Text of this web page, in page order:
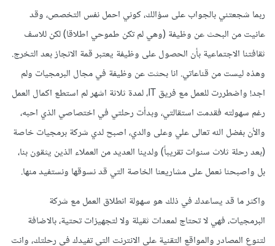
ربما شجعتني بالجواب على سؤالك، كوني احمل نفس التخصص، وقد
عانيت من البحث عن وظيفة (وهي لم تكن طموحي اطلاقا) لكن للاسف
ثقافتنا الاجتماعية بأن الحصول على وظيفة يعتبر قمة الانجاز بعد التخرج.
وهذه ليست من قناعاتي. انا بحثت عن وظيفة في مجال البرمجيات ولم
اجد! واضطررت للعمل مع فريق IT، لمدة ثلاثة اشهر لم استطع اكمال العمل
رغم سهولته فقدمت استقالتي، وبدأت رحلتي في اختصاصي الذي احبه،
والأن بفضل الله تعالى علي وعلى والدي، اصبح لدي شركة برمجيات خاصة
(بعد رحلة ثلاث سنوات تقريباً) ولدينا العديد من العملاء الذين يثقون بنا،
بل واصبحنا نعمل على مشاريعنا الخاصة التي قد نسوقها ونستفيد منها.
واكثر ما قد يساعدك في ذلك هو سهولة انطلاق العمل مع شركة
البرمجيات، فهي لا تحتاج لمعدات ثقيلة ولا لتجهيزات تحتية، بالاضافة
لتنوع المصادر والمواقع التقنية على الانترنت التي تفيدك في رحلتك، وانت